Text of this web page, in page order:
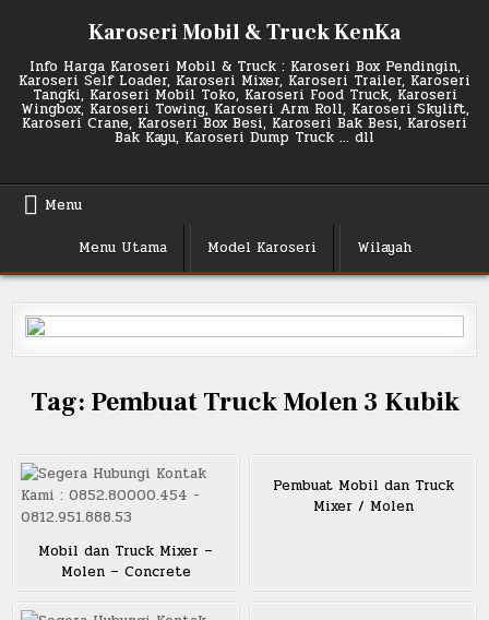
Karoseri Mobil & Truck KenKa
Info Harga Karoseri Mobil & Truck : Karoseri Box Pendingin,
Karoseri Self Loader, Karoseri Mixer, Karoseri Trailer, Karoseri
Tangki, Karoseri Mobil Toko, Karoseri Food Truck, Karoseri
Wingbox, Karoseri Towing, Karoseri Arm Roll, Karoseri Skylift,
Karoseri Crane, Karoseri Box Besi, Karoseri Bak Besi, Karoseri
Bak Kayu, Karoseri Dump Truck … dll
Menu
Menu Utama
Model Karoseri Wilayah
Tag: Pembuat Truck Molen 3 Kubik
Mobil dan Truck Mixer –
Molen – Concrete
Pembuat Mobil dan Truck
Mixer / Molen